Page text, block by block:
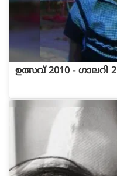
ഉത്സവ് 2010 - ഗാലറി 2